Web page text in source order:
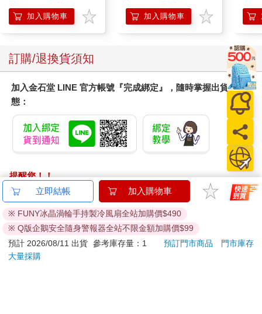
保意識成長的根源可以追溯到幾個關鍵標誌：包括瑞秋．卡森
（Rachel Carson）在一九六二年出版的《寂靜的春天》（Silent
（Club of Rome）在一九七二年發表的報告《增長的極限》
（Limits to Growth）、一九八六年的車諾比核災、一九八九年埃
克森美孚（Exxon）石油公司在瓦爾迪茲（Valdez）的漏油事件
（儘管後三者實際上引起的是地區環保問題，僅限於發生的特定
地理區域）。
真正展現出環境的全球連通性，是因為一九八五年英國南極調查
局（British Antarctic Survey）發現，南極大陸上方的臭氧耗減。
這個臭氧「洞」也有一個實實在在的國際起因──氟氯碳化物
（CFCs）的使用──因此有了全新的政治領域：國際環境管理。
緊接而來的是各種關鍵協議：一九八五年的《保護臭氧層維也納
公約》（Vienna Convention for the Protection of the Ozone
Layer）、一九八七年的《蒙特婁議定書》（Montreal Protocol）
管制破壞臭氧層的物質，之後一九九○年在倫敦以及一九九二年在
哥本哈根又進一步調整修正。這些都被視為是環境外交的成功例
子。
加入購物車
Mario Galaxy Movie
Storybook
加入購物車
訂購/退換貨須知
加入金石堂 LINE 官方帳號『完成綁定』，隨時掌握出貨動
態：
提醒您！！
金石堂及銀行均不會請您操作ATM! 如接獲電話要求您前往
ATM提款機，請不要聽從指示，以免受騙上當！
退換貨須知：
**提醒您，鑑賞期不等於試用期，退回商品須為全新狀態**
依據「消費者保護法」第19條及行政院消費者保護處公告之
立即結帳 加入購物車
※ FUNY冰晶渦輪手持製冷風扇全站加購價$490
※ Q版企鵝安全隨身警報器全站不限金額加購價$99
預計 2026/08/11 出貨 參考庫存量：1 預訂門市商品
門市庫存
大量採購